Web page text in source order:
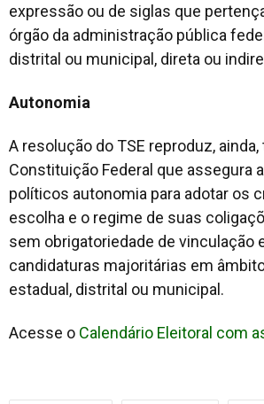
expressão ou de siglas que
órgão da administração pública
distrital ou municipal, direta ou
Autonomia
A resolução do TSE reproduz,
Constituição Federal que assegura
políticos autonomia para adotar os
escolha e o regime de suas
sem obrigatoriedade de vinculação
candidaturas majoritárias em
estadual, distrital ou municipal.
Acesse o Calendário Eleitoral com